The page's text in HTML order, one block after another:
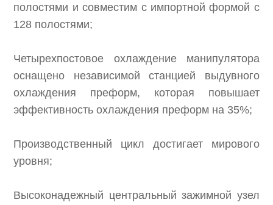
полостями и совместим с импортной формой с
128 полостями;
Четырехпостовое охлаждение манипулятора
оснащено независимой станцией выдувного
охлаждения преформ, которая повышает
эффективность охлаждения преформ на 35%;
Производственный цикл достигает мирового
уровня;
Высоконадежный центральный зажимной узел